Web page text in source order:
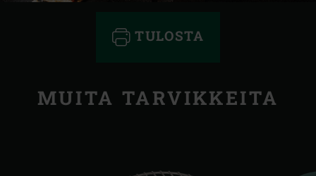
TULOSTA
MUITA TARVIKKEITA